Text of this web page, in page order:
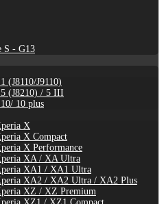
S - G13
(J8110/J9110)
(J8210) / 5 III
10 plus
X
X Compact
X Performance
XA / XA Ultra
XA1 / XA1 Ultra
XA2 / XA2 Ultra / XA2 Plus
XZ / XZ Premium